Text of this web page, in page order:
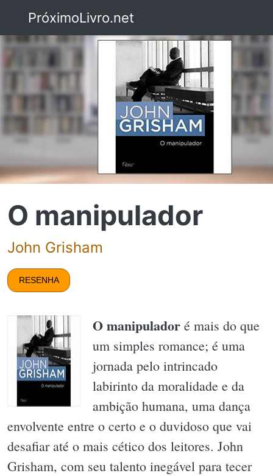
PróximoLivro.net
O manipulador
John Grisham
RESENHA
O manipulador é mais do que
um simples romance; é uma
jornada pelo intrincado
labirinto da moralidade e da
ambição humana, uma dança
envolvente entre o certo e o duvidoso que vai
desafiar até o mais cético dos leitores. John
Grisham, com seu talento inegável para tecer